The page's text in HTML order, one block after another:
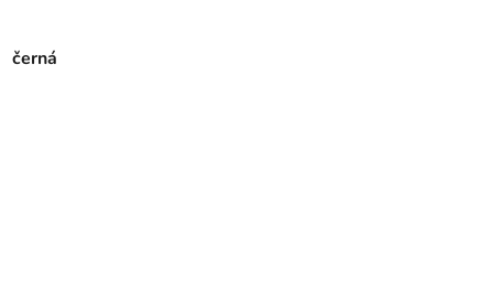
černá